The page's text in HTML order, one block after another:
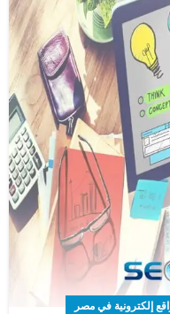
إلكترونية في مصر